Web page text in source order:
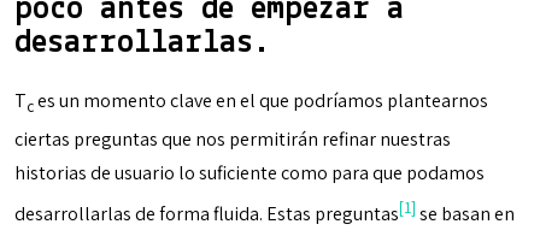
poco antes de empezar a
desarrollarlas.
Tces un momento clave en el que podríamos plantearnos
ciertas preguntas que nos permitirán refinar nuestras
historias de usuario lo suficiente como para que podamos
desarrollarlas de forma fluida. Estas preguntas[1] se basan en